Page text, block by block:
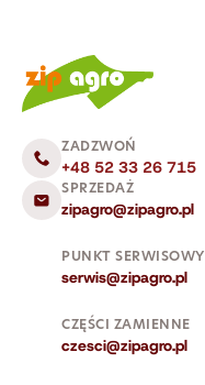
ZADZWOŃ
+48 52 33 26 715
SPRZEDAŻ
zipagro@zipagro.pl
PUNKT SERWISOWY
serwis@zipagro.pl
CZĘŚCI ZAMIENNE
czesci@zipagro.pl